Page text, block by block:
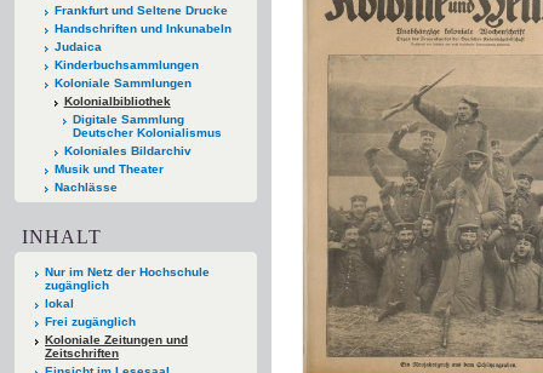
Frankfurt und Seltene Drucke
Handschriften und Inkunabeln
Judaica
Kinderbuchsammlungen
Koloniale Sammlungen
Kolonialbibliothek
Digitale Sammlung
Deutscher Kolonialismus
Koloniales Bildarchiv
Musik und Theater
Nachlässe
INHALT
Nur im Netz der Hochschule
zugänglich
lokal
Frei zugänglich
Koloniale Zeitungen und
Zeitschriften